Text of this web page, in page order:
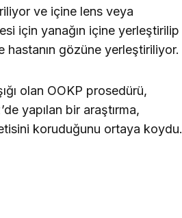
ve içine lens veya
için yanağın içine yerleştirilip
hastanın gözüne yerleştiriliyor.
olan OOKP prosedürü,
yapılan bir araştırma,
koruduğunu ortaya koydu.